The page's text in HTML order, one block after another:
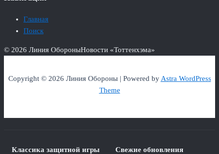
Главная
Поиск
© 2026 Линия ОбороныНовости «Тоттенхэма»
Copyright © 2026 Линия Обороны | Powered byAstra WordPress
Theme
Классика защитной игры Свежие обновления